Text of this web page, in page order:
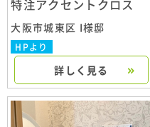
特注アクセントクロス
大阪市城東区 I様邸
HPより
詳しく見る